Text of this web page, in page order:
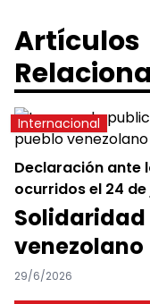
Artículos
Internacional
Declaración ante
ocurridos el 24 de
Solidaridad
venezolano
29/6/2026